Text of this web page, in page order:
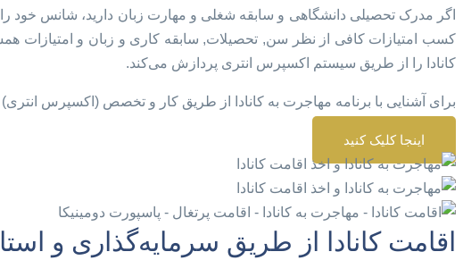
اگر مدرک تحصیلی دانشگاهی و سابقه شغلی و مهارت زبان دارید، شانس خود را
کسب امتیازات کافی از نظر سن, تحصیلات, سابقه کاری و زبان و امتیازات
کانادا را از طریق سیستم اکسپرس انتری پردازش می‌کند.
برای آشنایی با برنامه مهاجرت به کانادا از طریق کار و تخصص (اکسپرس انتری)
اینجا کلیک کنید
اقامت کانادا از طریق سرمایه‌گذاری و